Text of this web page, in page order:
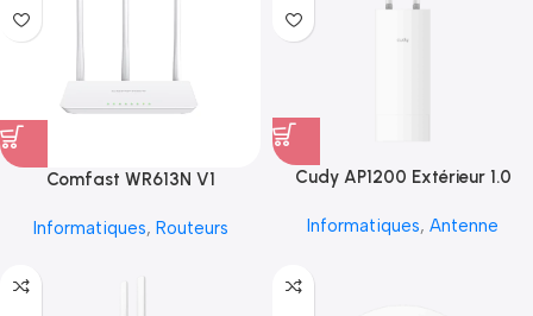
Comfast WR613N V1
Informatiques, Routeurs
Cudy AP1200 Extérieur 1.0
Informatiques, Antenne